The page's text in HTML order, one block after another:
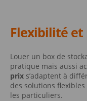
Flexibilité
Louer un box de
pratique mais aussi
prix s’adaptent à
des solutions
les particuliers.